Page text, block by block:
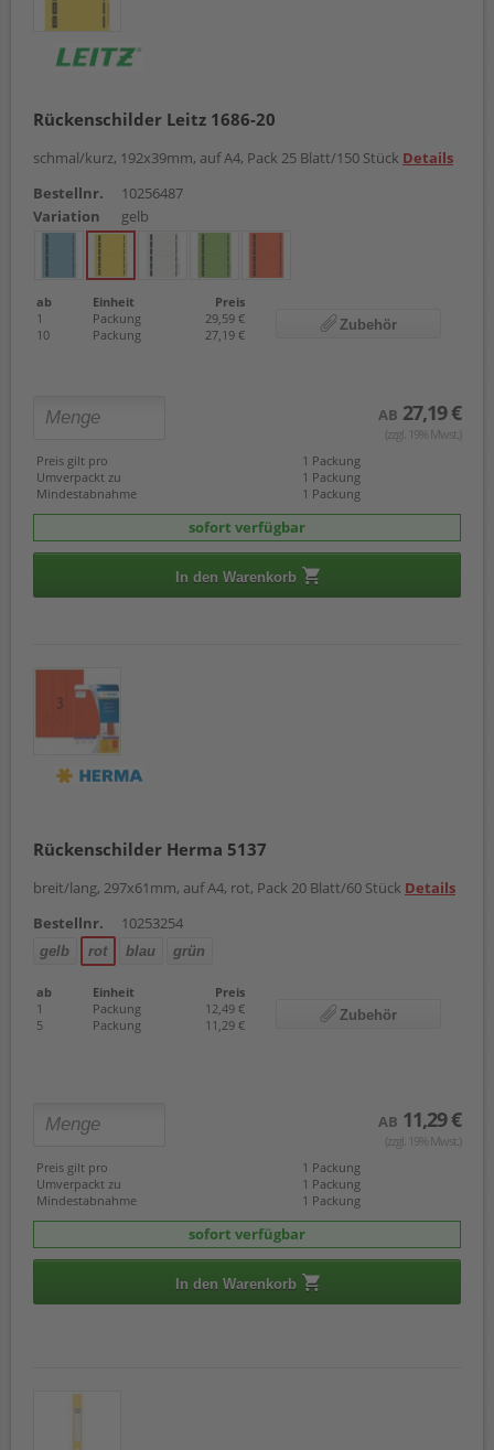
Rückenschilder Leitz 1686-20
schmal/kurz, 192x39mm, auf A4, Pack 25 Blatt/150 Stück Details
Bestellnr.
10256487
Variation
gelb
ab Einheit
Preis
1
Packung
29,59 €
10
Packung 27,19 €
Zubehör
AB 27,19 €
(zzgl. 19% Mwst.)
Preis gilt pro
1 Packung
Umverpackt zu
1 Packung
Mindestabnahme
1 Packung
sofort verfügbar
In den Warenkorb
Rückenschilder Herma 5137
breit/lang, 297x61mm, auf A4, rot, Pack 20 Blatt/60 Stück Details
Bestellnr.
10253254
gelb rot blau grün
ab Einheit
Preis
1
Packung
12,49 €
5
Packung 11,29 €
Zubehör
AB 11,29 €
(zzgl. 19% Mwst.)
Preis gilt pro
1 Packung
Umverpackt zu
1 Packung
Mindestabnahme
1 Packung
sofort verfügbar
In den Warenkorb